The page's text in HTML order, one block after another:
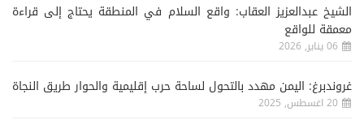
الشيخ عبدالعزيز العقاب: واقع السلام في المنطقة يحتاج إلى قراءة
معمقة للواقع
06 يناير, 2026
غروندبرغ: اليمن مهدد بالتحول لساحة حرب إقليمية والحوار طريق النجاة
20 اغسطس, 2025